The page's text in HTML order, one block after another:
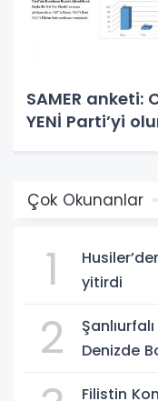
SAMER anketi:
YENİ Parti’yi
Çok Okunanlar
1
yitirdi
2
Denizde
Filistin